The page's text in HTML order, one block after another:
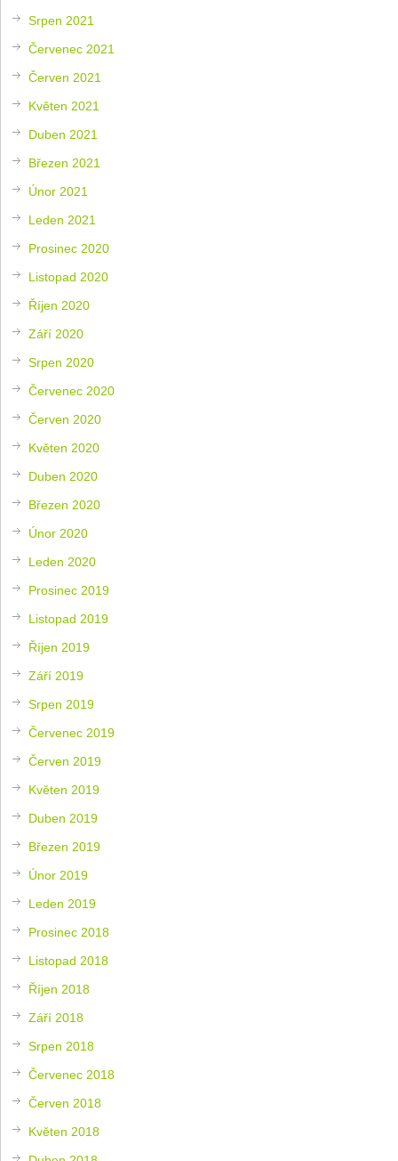
Srpen 2021
Červenec 2021
Červen 2021
Květen 2021
Duben 2021
Březen 2021
Únor 2021
Leden 2021
Prosinec 2020
Listopad 2020
Říjen 2020
Září 2020
Srpen 2020
Červenec 2020
Červen 2020
Květen 2020
Duben 2020
Březen 2020
Únor 2020
Leden 2020
Prosinec 2019
Listopad 2019
Říjen 2019
Září 2019
Srpen 2019
Červenec 2019
Červen 2019
Květen 2019
Duben 2019
Březen 2019
Únor 2019
Leden 2019
Prosinec 2018
Listopad 2018
Říjen 2018
Září 2018
Srpen 2018
Červenec 2018
Červen 2018
Květen 2018